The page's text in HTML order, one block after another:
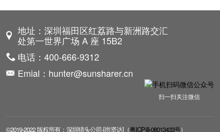
地址：深圳福田区红荔路与新洲路交汇
处第一世界广场 A 座 15B2
电话：400-666-9312
Emial：hunter@sunsharer.cn
扫一扫关注微信
©2019-2022 版权所有：深圳猎头公司-[尚贤达]（粤ICP备08013433号）